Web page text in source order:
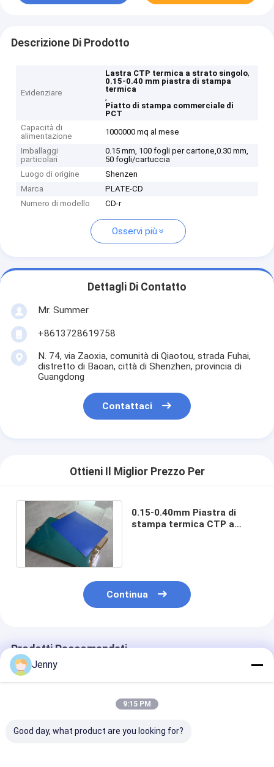
Descrizione Di Prodotto
Evidenziare
Lastra CTP termica a strato singolo,
0.15-0.40 mm piastra di stampa
termica
,
Piatto di stampa commerciale di
PCT
Capacità di
alimentazione
1000000 mq al mese
Imballaggi
particolari
0.15 mm, 100 fogli per cartone,0.30 mm,
50 fogli/cartuccia
Luogo di origine
Shenzen
Marca
PLATE-CD
Numero di modello
CD-r
Osservi più
Dettagli Di Contatto
Mr. Summer
+8613728619758
N. 74, via Zaoxia, comunità di Qiaotou, strada Fuhai,
distretto di Baoan, città di Shenzhen, provincia di
Guangdong
Contattaci
Ottieni Il Miglior Prezzo Per
0.15-0.40mm Piastra di
stampa termica CTP a
Continua
Prodotti Raccomandati
Jenny
9:15 PM
Good day, what product are you looking for?